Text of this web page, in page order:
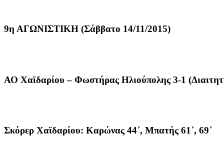
9η ΑΓΩΝΙΣΤΙΚΗ (Σάββατο 14/11/2015)
ΑΟ Χαϊδαρίου – Φωστήρας Ηλιούπολης 3-1
Σκόρερ Χαϊδαρίου: Καρώνας 44΄, Μπατής 61΄, 69΄